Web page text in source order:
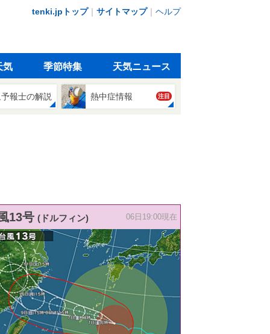
tenki.jpトップ｜ サイトマップ｜ ヘルプ
気 季節特集 天気ニュース
報士の解説 熱中症情報 注目
13号 (ドルフィン) 06日19:00現在